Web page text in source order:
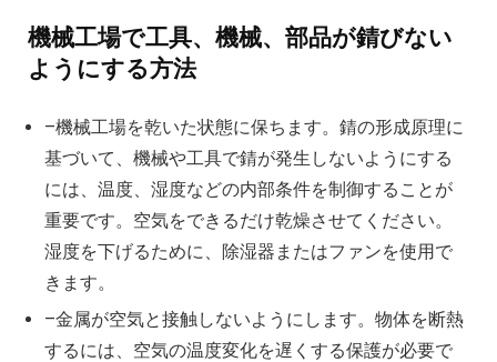
機械工場で工具、機械、部品が錆びない
ようにする方法
–機械工場を乾いた状態に保ちます。錆の形成原理に
基づいて、機械や工具で錆が発生しないようにする
には、温度、湿度などの内部条件を制御することが
重要です。空気をできるだけ乾燥させてください。
湿度を下げるために、除湿器またはファンを使用で
きます。
–金属が空気と接触しないようにします。物体を断熱
するには、空気の温度変化を遅くする保護が必要で